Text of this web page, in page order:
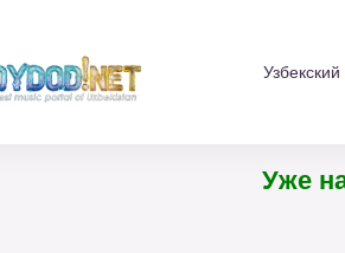
Узбекский
Уже